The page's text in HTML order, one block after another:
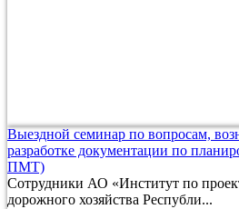
Выездной семинар по вопросам,
разработке документации по
ПМТ)
Сотрудники АО «Институт по
дорожного хозяйства Республи...